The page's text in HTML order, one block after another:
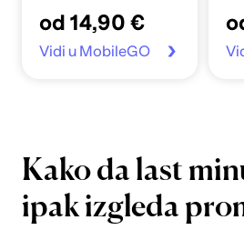
od 14,90 €
Vidi u MobileGO
Kako da last
ipak izgleda